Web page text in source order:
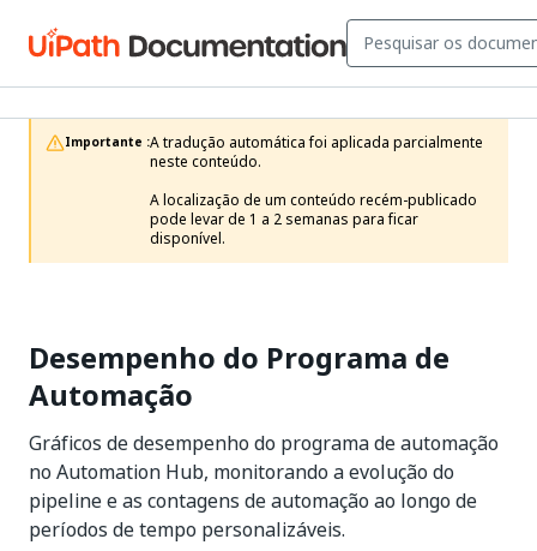
Importante :A tradução automática foi aplicada parcialmente
neste conteúdo.
A localização de um conteúdo recém-publicado
pode levar de 1 a 2 semanas para ficar
disponível.
Desempenho do Programa de
Automação
Gráficos de desempenho do programa de automação
no Automation Hub, monitorando a evolução do
pipeline e as contagens de automação ao longo de
períodos de tempo personalizáveis.